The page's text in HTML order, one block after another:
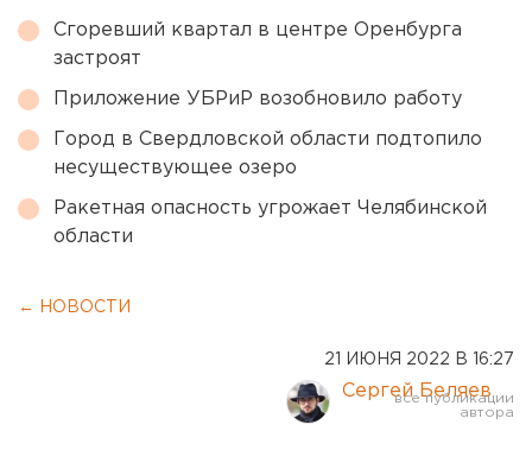
Сгоревший квартал в центре Оренбурга
застроят
Приложение УБРиР возобновило работу
Город в Свердловской области подтопило
несуществующее озеро
Ракетная опасность угрожает Челябинской
области
← НОВОСТИ
21 ИЮНЯ 2022 В 16:27
Сергей Беляев